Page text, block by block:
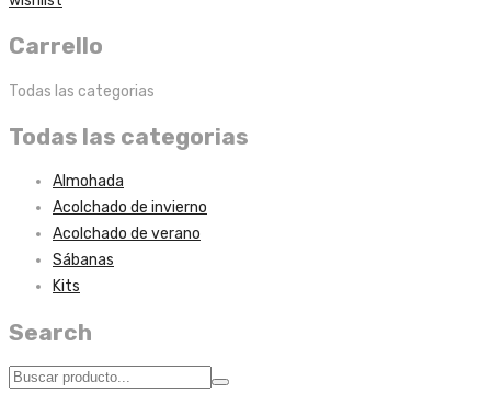
Carrello
Todas las categorias
Todas las categorias
Almohada
Acolchado de invierno
Acolchado de verano
Sábanas
Kits
Search